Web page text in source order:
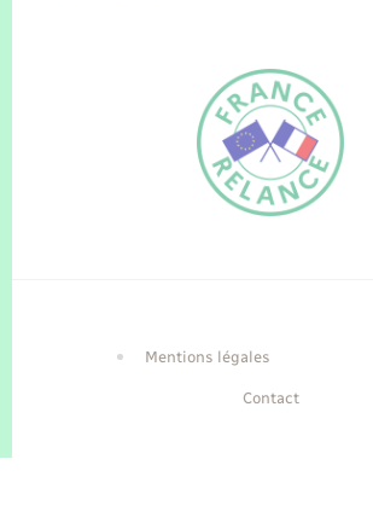
Mentions légales
Contact